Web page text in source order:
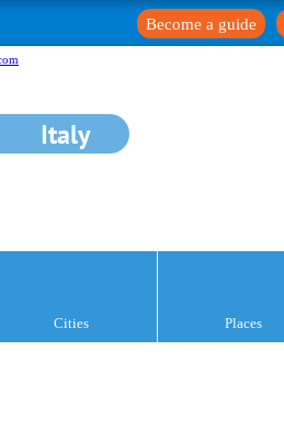
Become a guide
Italy
Cities Places